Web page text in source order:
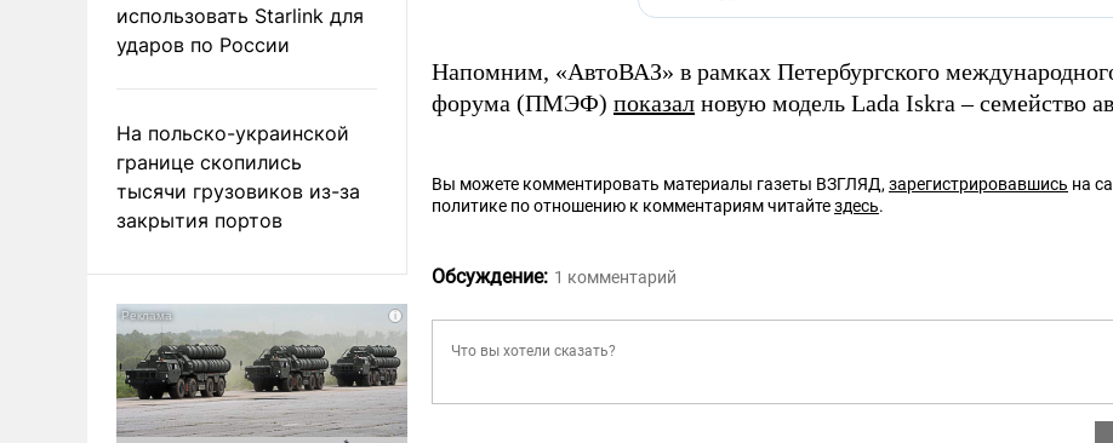
использовать Starlink для
ударов по России
На польско-украинской
границе скопились
тысячи грузовиков из-за
закрытия портов
Напомним, «АвтоВАЗ» в рамках Петербургского
форума (ПМЭФ) показал новую модель Lada Iskra – семейство
Вы можете комментировать материалы газеты ВЗГЛЯД,зарегистрировавшись на
политике по отношению к комментариям читайтездесь.
Обсуждение: 1 комментарий